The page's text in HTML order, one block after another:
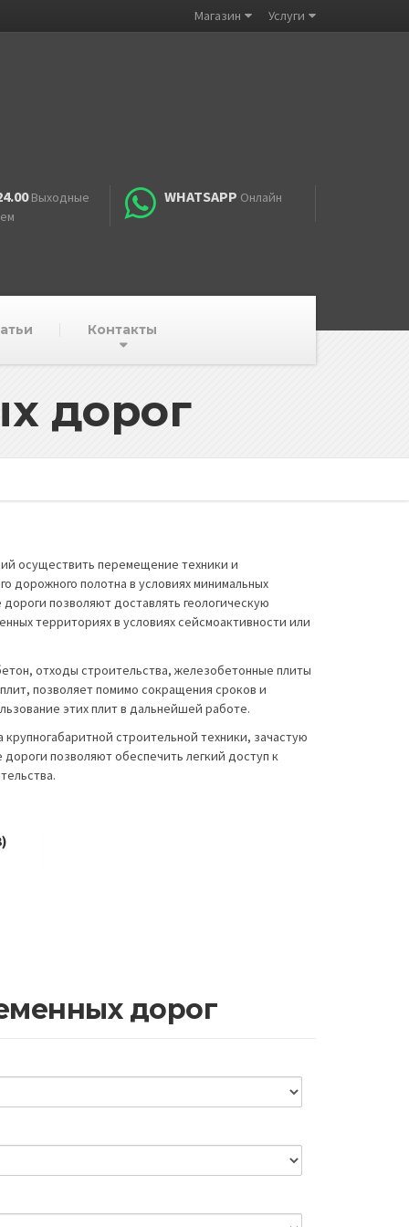
Магазин Услуги
Выходные
WHATSAPP Онлайн
Контакты
дорог
осуществить перемещение техники и
дорожного полотна в условиях минимальных
позволяют доставлять геологическую
территориях в условиях сейсмоактивности или
отходы строительства, железобетонные плиты
позволяет помимо сокращения сроков и
этих плит в дальнейшей работе.
строительной техники, зачастую
позволяют обеспечить легкий доступ к
дорог